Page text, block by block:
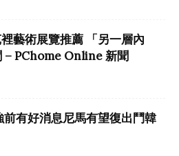
藝術展覽推薦 「另一層內
– PChome Online 新聞
有好消息尼馬有望復出鬥韓